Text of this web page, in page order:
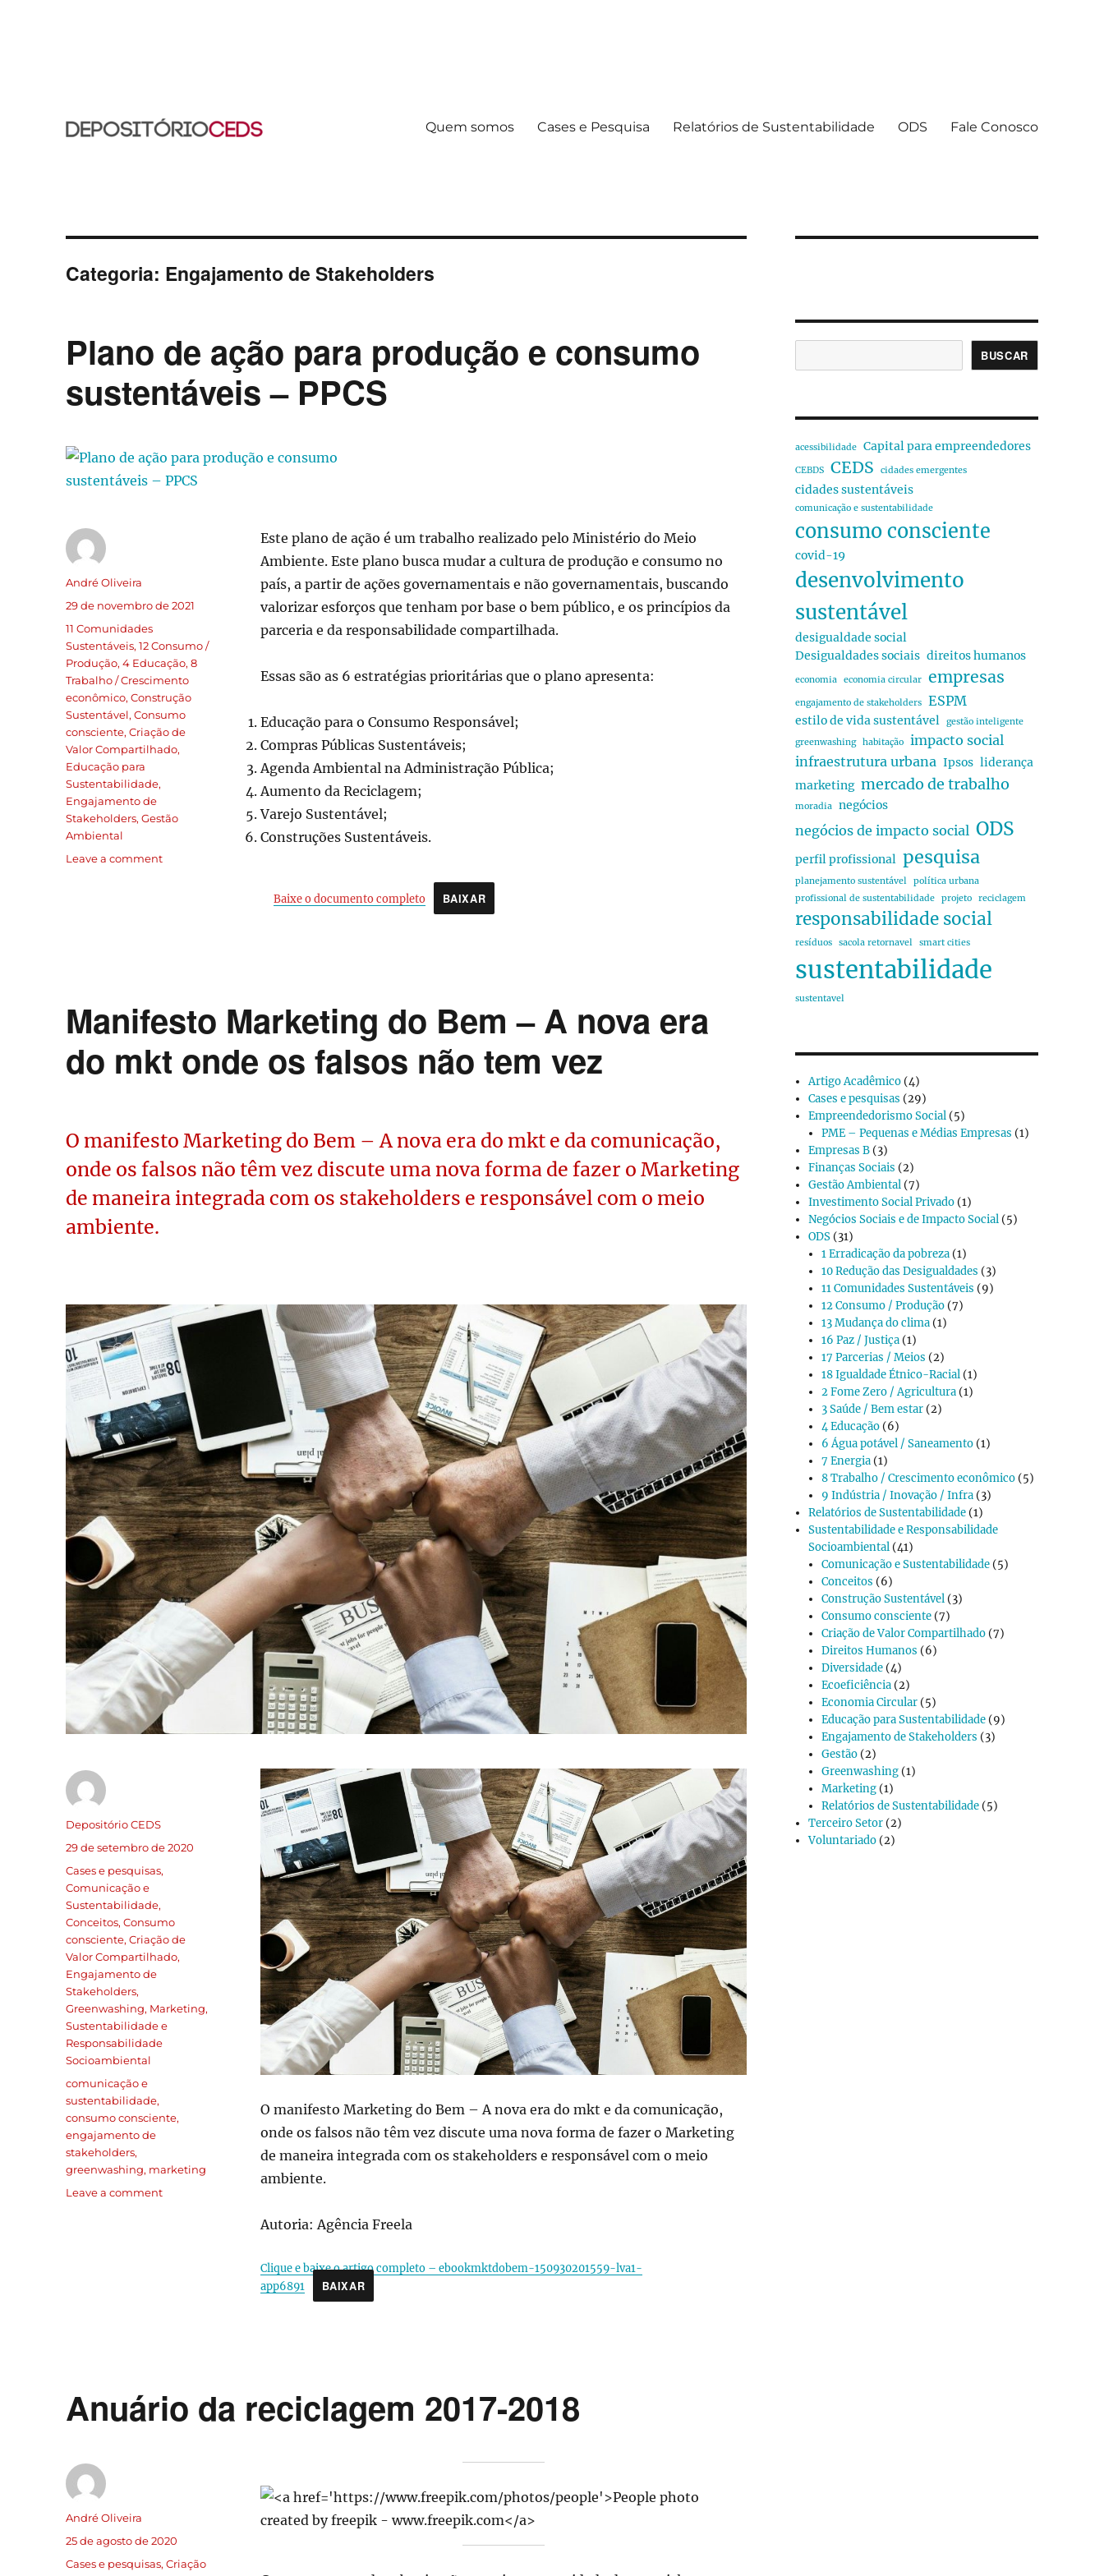
Quem somos Cases e Pesquisa Relatórios de Sustentabilidade ODS Fale Conosco
Categoria: Engajamento de Stakeholders
Plano de ação para produção e consumo
sustentáveis – PPCS
Este plano de ação é um trabalho realizado pelo Ministério do Meio
Ambiente. Este plano busca mudar a cultura de produção e consumo no
país, a partir de ações governamentais e não governamentais, buscando
valorizar esforços que tenham por base o bem público, e os princípios da
parceria e da responsabilidade compartilhada.
Essas são as 6 estratégias prioritárias que o plano apresenta:
Educação para o Consumo Responsável;
Compras Públicas Sustentáveis;
Agenda Ambiental na Administração Pública;
Aumento da Reciclagem;
Varejo Sustentável;
Construções Sustentáveis.
Baixe o documento completo BAIXAR
André Oliveira
29 de novembro de 2021
11 Comunidades
Sustentáveis,12 Consumo /
Produção,4 Educação,8
Trabalho / Crescimento
econômico,Construção
Sustentável,Consumo
consciente,Criação de
Valor Compartilhado,
Educação para
Sustentabilidade,
Engajamento de
Stakeholders,Gestão
Ambiental
Leave a comment
Manifesto Marketing do Bem – A nova era
do mkt onde os falsos não tem vez
O manifesto Marketing do Bem – A nova era do mkt e da comunicação,
onde os falsos não têm vez discute uma nova forma de fazer o Marketing
de maneira integrada com os stakeholders e responsável com o meio
ambiente.
O manifesto Marketing do Bem – A nova era do mkt e da comunicação,
onde os falsos não têm vez discute uma nova forma de fazer o Marketing
de maneira integrada com os stakeholders e responsável com o meio
ambiente.
Autoria: Agência Freela
Clique e baixe o artigo completo – ebookmktdobem-150930201559-lva1-
app6891
BAIXAR
Depositório CEDS
29 de setembro de 2020
Cases e pesquisas,
Comunicação e
Sustentabilidade,
Conceitos,Consumo
consciente,Criação de
Valor Compartilhado,
Engajamento de
Stakeholders,
Greenwashing, Marketing,
Sustentabilidade e
Responsabilidade
Socioambiental
comunicação e
sustentabilidade,
consumo consciente,
engajamento de
stakeholders,
greenwashing, marketing
Leave a comment
Anuário da reciclagem 2017-2018
André Oliveira
25 de agosto de 2020
Cases e pesquisas,Criação
BUSCAR
acessibilidade Capital para empreendedores
CEBDS CEDS cidades emergentes
cidades sustentáveis
comunicação e sustentabilidade
consumo consciente
covid-19
desenvolvimento
sustentável
desigualdade social
Desigualdades sociais direitos humanos
economia economia circular empresas
engajamento de stakeholders ESPM
estilo de vida sustentável
gestão inteligente
greenwashing
habitação
impacto social
infraestrutura urbana Ipsos liderança
marketing mercado de trabalho
moradia negócios
negócios de impacto social ODS
perfil profissional pesquisa
planejamento sustentável
política urbana
profissional de sustentabilidade
projeto reciclagem
responsabilidade social
resíduos sacola retornavel smart cities
sustentabilidade
sustentavel
Artigo Acadêmico (4)
Cases e pesquisas (29)
Empreendedorismo Social (5)
PME – Pequenas e Médias Empresas (1)
Empresas B (3)
Finanças Sociais (2)
Gestão Ambiental (7)
Investimento Social Privado (1)
Negócios Sociais e de Impacto Social (5)
ODS (31)
1 Erradicação da pobreza (1)
10 Redução das Desigualdades (3)
11 Comunidades Sustentáveis (9)
12 Consumo / Produção (7)
13 Mudança do clima (1)
16 Paz / Justiça (1)
17 Parcerias / Meios (2)
18 Igualdade Étnico-Racial (1)
2 Fome Zero / Agricultura (1)
3 Saúde / Bem estar (2)
4 Educação (6)
6 Água potável / Saneamento (1)
7 Energia (1)
8 Trabalho / Crescimento econômico (5)
9 Indústria / Inovação / Infra (3)
Relatórios de Sustentabilidade (1)
Sustentabilidade e Responsabilidade
Socioambiental (41)
Comunicação e Sustentabilidade (5)
Conceitos (6)
Construção Sustentável (3)
Consumo consciente (7)
Criação de Valor Compartilhado (7)
Direitos Humanos (6)
Diversidade (4)
Ecoeficiência (2)
Economia Circular (5)
Educação para Sustentabilidade (9)
Engajamento de Stakeholders (3)
Gestão (2)
Greenwashing (1)
Marketing (1)
Relatórios de Sustentabilidade (5)
Terceiro Setor (2)
Voluntariado (2)